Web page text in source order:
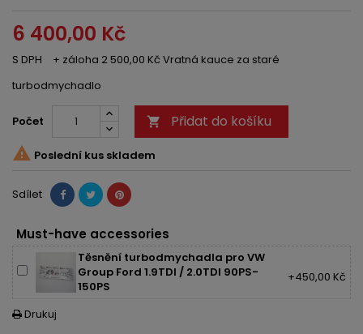
6 400,00 Kč
S DPH
+ záloha 2 500,00 Kč Vratná kauce za staré
turbodmychadlo
Počet  Přidat do košíku
 Poslední kus skladem
Sdílet
Must-have accessories
Těsnění turbodmychadla pro VW
Group Ford 1.9TDI / 2.0TDI 90PS-
150PS
+450,00 Kč
 Drukuj